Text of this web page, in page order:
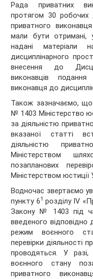
Рада приватних
протягом 30 робочих
приватного
мали бути отримані,
надані матеріали
дисциплінарного
внесення до
виконавців
виконавця до
Також зазначаємо, що
№ 1403 Міністерство
за діяльністю
вказаної статті
діяльністю
Міністерством
позапланових
Міністерством юстиції
Водночас звертаємо
пункту 61 розділу IV
Закону № 1403 під
введеного
режим воєнного
перевірки діяльності
проводяться. У
воєнного стану
приватного